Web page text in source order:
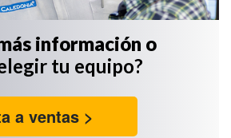
información o
tu equipo?
a ventas >